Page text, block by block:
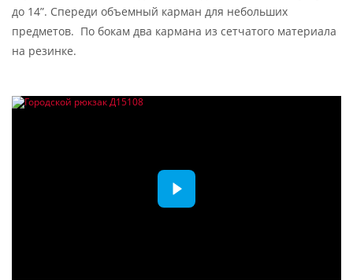
до 14”. Спереди объемный карман для небольших
предметов. По бокам два кармана из сетчатого материала
на резинке.